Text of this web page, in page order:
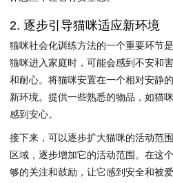
2. 逐步引导猫咪适应新环境
猫咪社会化训练方法的一个重要环节
猫咪进入家庭时，可能会感到不安和
和耐心。将猫咪安置在一个相对安静
新环境。提供一些熟悉的物品，如猫
感到安心。
接下来，可以逐步扩大猫咪的活动范
区域，逐步增加它的活动范围。在这
够的关注和鼓励，让它感到安全和被